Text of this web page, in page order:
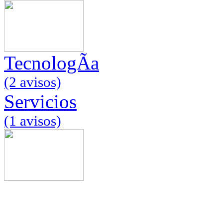
TecnologÃ­a
(2 avisos)
Servicios
(1 avisos)